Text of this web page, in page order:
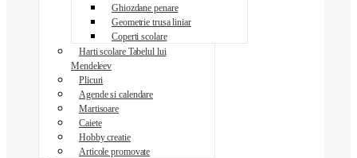
Ghiozdane penare
Geometrie trusa liniar
Coperti scolare
Harti scolare Tabelul lui
Mendeleev
Plicuri
Agende si calendare
Martisoare
Caiete
Hobby creatie
Articole promovate